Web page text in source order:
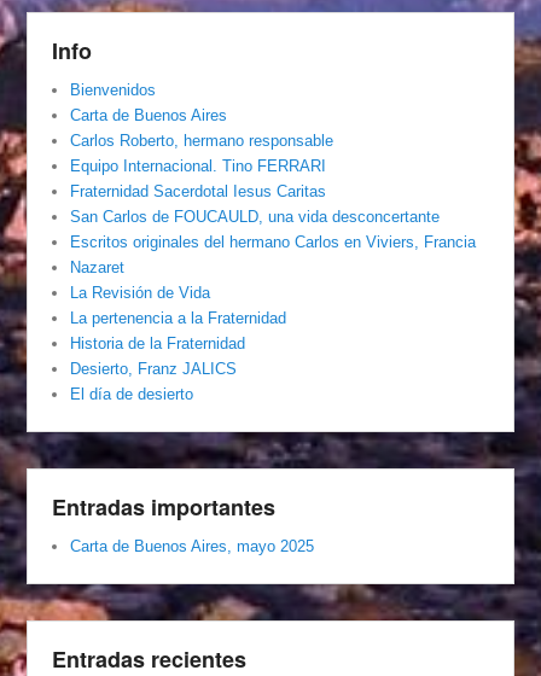
Info
Bienvenidos
Carta de Buenos Aires
Carlos Roberto, hermano responsable
Equipo Internacional. Tino FERRARI
Fraternidad Sacerdotal Iesus Caritas
San Carlos de FOUCAULD, una vida desconcertante
Escritos originales del hermano Carlos en Viviers, Francia
Nazaret
La Revisión de Vida
La pertenencia a la Fraternidad
Historia de la Fraternidad
Desierto, Franz JALICS
El día de desierto
Entradas importantes
Carta de Buenos Aires, mayo 2025
Entradas recientes